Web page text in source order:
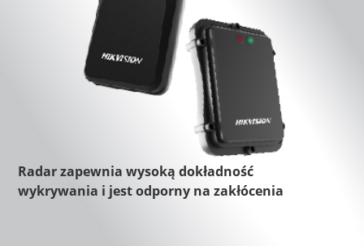
Radar zapewnia wysoką dokładność
wykrywania i jest odporny na zakłócenia